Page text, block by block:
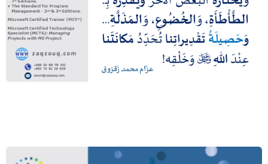
… وخيرهما الذي يبدأ بالسلام (محمد ﷺ –
البخاري)